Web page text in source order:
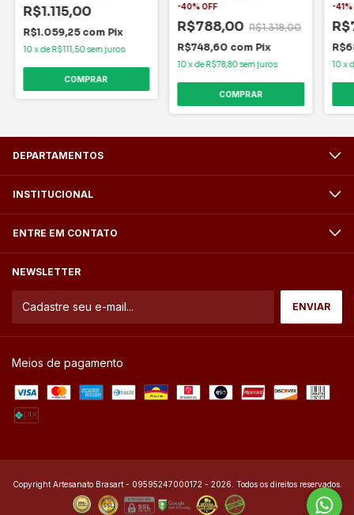
R$1.115,00
R$1.059,25 com Pix
10xdeR$111,50sem juros
COMPRAR
-40%OFF
R$788,00 R$1.318,00
R$748,60 com Pix
10xdeR$78,80sem juros
COMPRAR
-41%
10x
DEPARTAMENTOS
INSTITUCIONAL
ENTRE EM CONTATO
NEWSLETTER
Meios de pagamento
Copyright Artesanato Brasart - 09595247000172 - 2026. Todos os direitos reservados.